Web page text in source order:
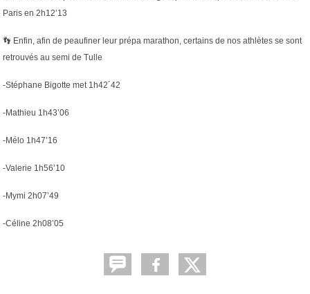
Paris en 2h12’13
👣 Enfin, afin de peaufiner leur prépa marathon, certains de nos athlètes se sont
retrouvés au semi de Tulle
-Stéphane Bigotte met 1h42´42
-Mathieu 1h43’06
-Mélo 1h47’16
-Valerie 1h56’10
-Mymi 2h07’49
-Céline 2h08’05